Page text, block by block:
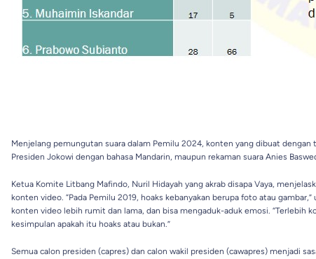
Menjelang pemungutan suara dalam Pemilu 2024, konten yang dibuat
Presiden Jokowi dengan bahasa Mandarin, maupun rekaman suara Anies
Ketua Komite Litbang Mafindo, Nuril Hidayah yang akrab disapa Vaya,
konten video. “Pada Pemilu 2019, hoaks kebanyakan berupa foto atau
konten video lebih rumit dan lama, dan bisa mengaduk-aduk emosi. “Terlebih
kesimpulan apakah itu hoaks atau bukan.”
Semua calon presiden (capres) dan calon wakil presiden (cawapres) menjadi